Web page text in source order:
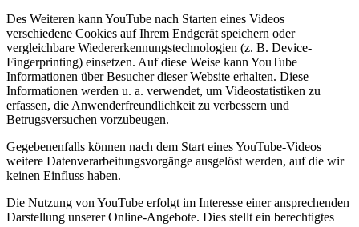
Des Weiteren kann YouTube nach Starten eines Videos
verschiedene Cookies auf Ihrem Endgerät speichern oder
vergleichbare Wiedererkennungstechnologien (z. B. Device-
Fingerprinting) einsetzen. Auf diese Weise kann YouTube
Informationen über Besucher dieser Website erhalten. Diese
Informationen werden u. a. verwendet, um Videostatistiken zu
erfassen, die Anwenderfreundlichkeit zu verbessern und
Betrugsversuchen vorzubeugen.
Gegebenenfalls können nach dem Start eines YouTube-Videos
weitere Datenverarbeitungsvorgänge ausgelöst werden, auf die wir
keinen Einfluss haben.
Die Nutzung von YouTube erfolgt im Interesse einer ansprechenden
Darstellung unserer Online-Angebote. Dies stellt ein berechtigtes